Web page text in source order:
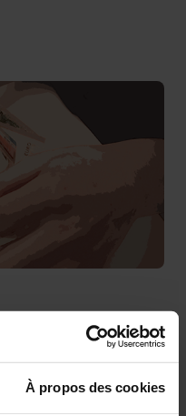
À propos des cookies
consacrées aux
des pensions :